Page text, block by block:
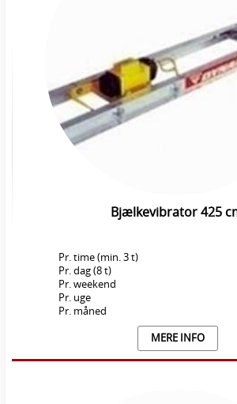
Bjælkevibrator 425
Pr. time (min. 3 t)
Pr. dag (8 t)
Pr. weekend
Pr. uge
Pr. måned
MERE INFO